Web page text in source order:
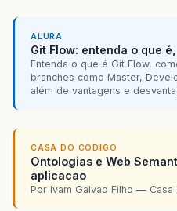
ALURA
Git Flow: entenda o que
Entenda o que é Git Flow,
branches como Master,
além de vantagens e
CASA DO CODIGO
Ontologias e Web
aplicacao
Por Ivam Galvao Filho — Casa